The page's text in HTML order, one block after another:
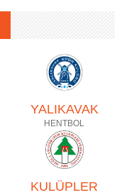
YALIKAVAK
HENTBOL
KULÜPLER